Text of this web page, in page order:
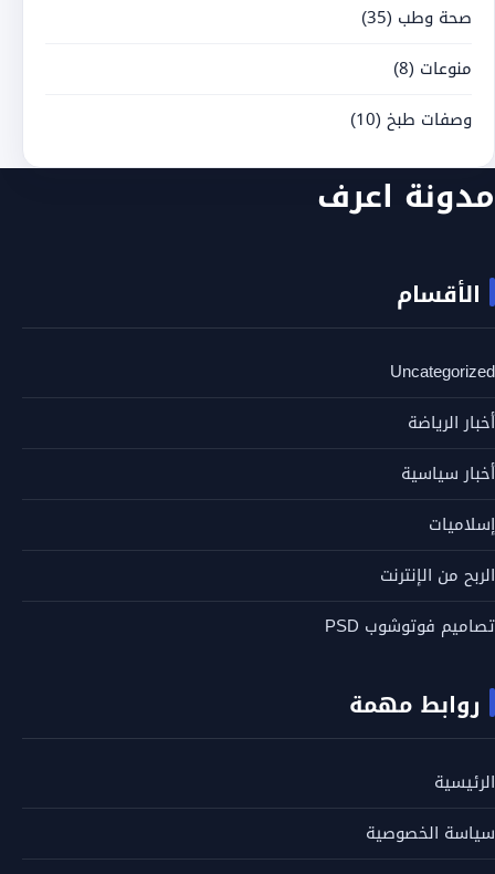
صحة وطب (35)
منوعات (8)
وصفات طبخ (10)
مدونة اعرف
الأقسام
Uncategorized
أخبار الرياضة
أخبار سياسية
إسلاميات
الربح من الإنترنت
تصاميم فوتوشوب PSD
روابط مهمة
الرئيسية
سياسة الخصوصية